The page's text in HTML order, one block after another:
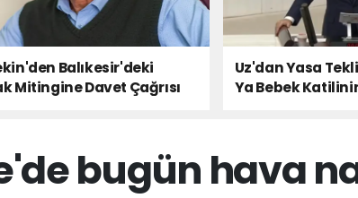
Balıkesir'deki
Mitingine Davet Çağrısı
Uz'dan Yasa
Ya Bebek
bugün hava